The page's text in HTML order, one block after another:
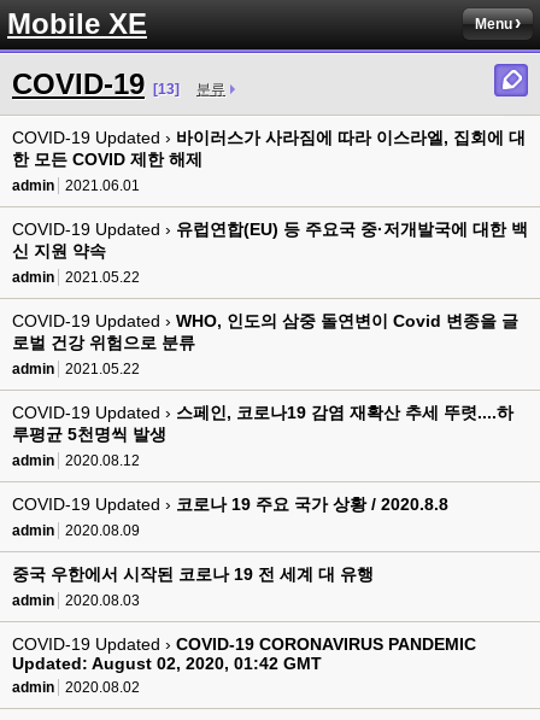
Mobile XE Menu
COVID-19 [13] 분류
COVID-19 Updated › 바이러스가 사라짐에 따라 이스라엘, 집회에 대
한 모든 COVID 제한 해제
admin 2021.06.01
COVID-19 Updated › 유럽연합(EU) 등 주요국 중·저개발국에 대한 백
신 지원 약속
admin 2021.05.22
COVID-19 Updated › WHO, 인도의 삼중 돌연변이 Covid 변종을 글
로벌 건강 위험으로 분류
admin 2021.05.22
COVID-19 Updated › 스페인, 코로나19 감염 재확산 추세 뚜렷....하
루평균 5천명씩 발생
admin 2020.08.12
COVID-19 Updated › 코로나 19 주요 국가 상황 / 2020.8.8
admin 2020.08.09
중국 우한에서 시작된 코로나 19 전 세계 대 유행
admin 2020.08.03
COVID-19 Updated › COVID-19 CORONAVIRUS PANDEMIC
Updated: August 02, 2020, 01:42 GMT
admin 2020.08.02